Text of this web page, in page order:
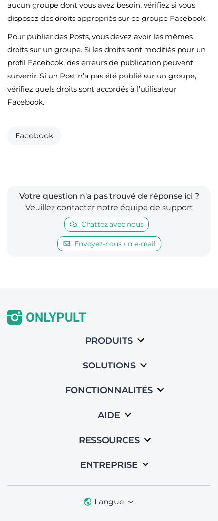
aucun groupe dont vous avez besoin, vérifiez si vous
disposez des droits appropriés sur ce groupe Facebook.
Pour publier des Posts, vous devez avoir les mêmes
droits sur un groupe. Si les droits sont modifiés pour un
profil Facebook, des erreurs de publication peuvent
survenir. Si un Post n’a pas été publié sur un groupe,
vérifiez quels droits sont accordés à l’utilisateur
Facebook.
Facebook
Votre question n'a pas trouvé de réponse ici ?
Veuillez contacter notre équipe de support
Chattez avec nous
Envoyez-nous un e-mail
PRODUITS
SOLUTIONS
FONCTIONNALITÉS
AIDE
RESSOURCES
ENTREPRISE
Langue